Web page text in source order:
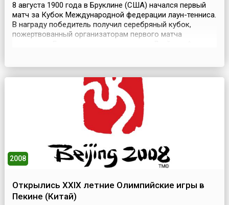
8 августа 1900 года в Бруклине (США) начался первый
матч за Кубок Международной федерации лаун-тенниса.
В награду победитель получил серебряный кубок,
пожертвованный организаторам первого матча
2008
Открылись XXIX летние Олимпийские игры в
Пекине (Китай)